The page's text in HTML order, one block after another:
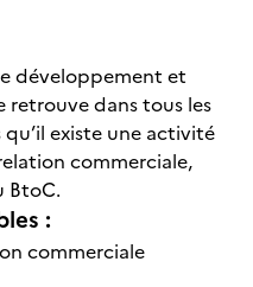
développement et
retrouve dans tous les
existe une activité
commerciale,
BtoC.
:
commerciale